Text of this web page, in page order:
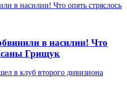
в насилии! Что опять стряслось
в насилии! Что
Грищук
в клуб второго дивизиона